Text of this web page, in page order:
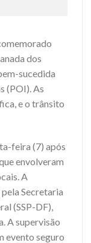
dos
sucedida
(POI). As
e o trânsito
feira (7) após
envolveram
A
Secretaria
(SSP-DF),
A supervisão
evento seguro